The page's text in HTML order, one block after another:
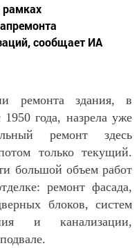
рамках
сообщает ИА
ремонта здания, в
года, назрела уже
ремонт здесь
только текущий.
большой объем работ
ремонт фасада,
блоков, систем
и канализации,